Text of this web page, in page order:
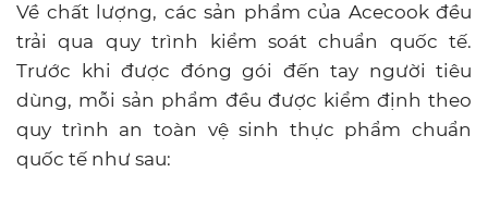
Về chất lượng, các sản phẩm của Acecook đều
trải qua quy trình kiểm soát chuẩn quốc tế.
Trước khi được đóng gói đến tay người tiêu
dùng, mỗi sản phẩm đều được kiểm định theo
quy trình an toàn vệ sinh thực phẩm chuẩn
quốc tế như sau: